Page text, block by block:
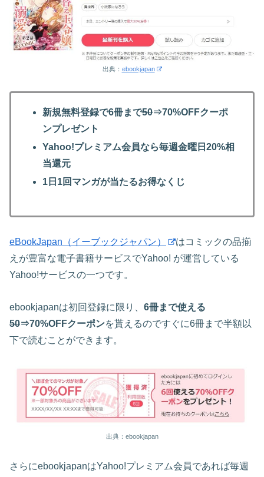
出典： ebookjapan
新規無料登録で6冊まで50⇒70%OFFクーポ
ンプレゼント
Yahoo!プレミアム会員なら毎週金曜日20%相
当還元
1日1回マンガが当たるお得なくじ
eBookJapan（イーブックジャパン）
はコミックの品揃
えが豊富な電子書籍サービスでYahoo! が運営している
Yahoo!サービスの一つです。
ebookjapanは初回登録に限り、 6冊まで使える
50⇒70%OFFクーポンを貰えるのですぐに6冊まで半額以
下で読むことができます。
出典：ebookjapan
さらにebookjapanはYahoo!プレミアム会員であれば毎週